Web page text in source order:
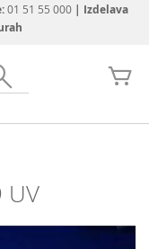
01 51 55 000| Izdelava
UV